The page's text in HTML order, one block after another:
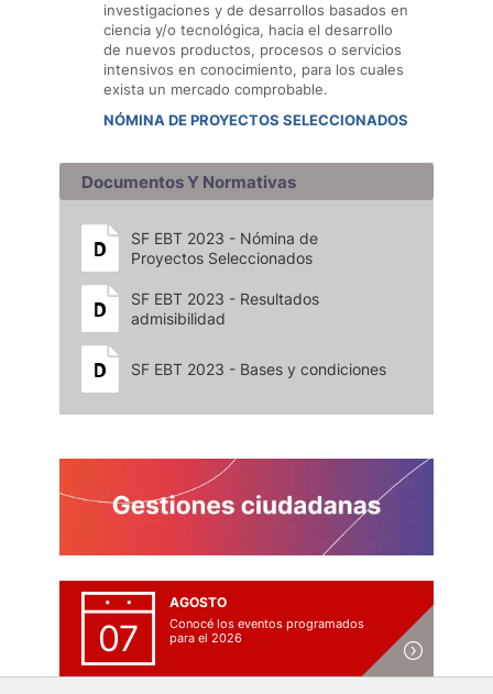
investigaciones y de desarrollos basados en
ciencia y/o tecnológica, hacia el desarrollo
de nuevos productos, procesos o servicios
intensivos en conocimiento, para los cuales
exista un mercado comprobable.
NÓMINA DE PROYECTOS SELECCIONADOS
Documentos Y Normativas
SF EBT 2023 - Nómina de
Proyectos Seleccionados
SF EBT 2023 - Resultados
admisibilidad
SF EBT 2023 - Bases y condiciones
07
AGOSTO
Conocé los eventos programados
para el 2026